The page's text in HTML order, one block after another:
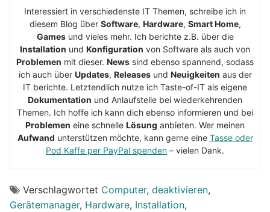
Interessiert in verschiedenste IT Themen, schreibe ich in
diesem Blog über Software, Hardware, Smart Home,
Gamesund vieles mehr. Ich berichte z.B. über die
Installation und Konfiguration von Software als auch von
Problemen mit dieser. News sind ebenso spannend, sodass
ich auch über Updates, Releasesund Neuigkeiten aus der
IT berichte. Letztendlich nutze ich Taste-of-IT als eigene
Dokumentation und Anlaufstelle bei wiederkehrenden
Themen. Ich hoffe ich kann dich ebenso informieren und bei
Problemen eine schnelle Lösung anbieten. Wer meinen
Aufwand unterstützen möchte, kann gerne eine Tasse oder
Pod Kaffe per PayPal spenden – vielen Dank.
Verschlagwortet Computer, deaktivieren,
Gerätemanager, Hardware, Installation,